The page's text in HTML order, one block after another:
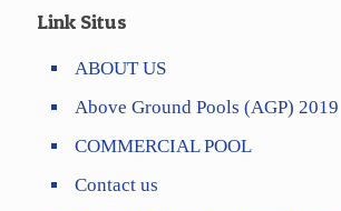
Link Situs
ABOUT US
Above Ground Pools (AGP) 2019
COMMERCIAL POOL
Contact us